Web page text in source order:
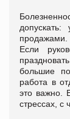
Если
большие
работа в
это важно.
стрессах, с